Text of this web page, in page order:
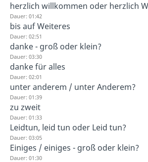
herzlich willkommen oder herzlich
Dauer: 01:42
bis auf Weiteres
Dauer: 02:51
danke - groß oder klein?
Dauer: 03:30
danke für alles
Dauer: 02:01
unter anderem / unter Anderem?
Dauer: 01:39
zu zweit
Dauer: 01:33
Leidtun, leid tun oder Leid tun?
Dauer: 03:05
Einiges / einiges - groß oder klein?
Dauer: 01:30